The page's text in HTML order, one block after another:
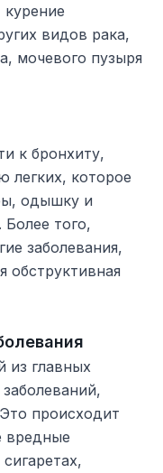
видов рака,
мочевого пузыря
к бронхиту,
легких, которое
одышку и
того,
заболевания,
обструктивная
из главных
происходит
вредные